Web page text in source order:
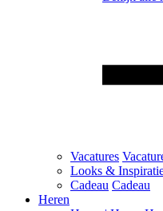
Vacatures
Looks &
Cadeau Cadeau
Heren